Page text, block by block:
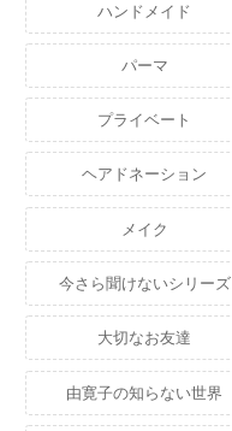
ハンドメイド
パーマ
プライベート
ヘアドネーション
メイク
今さら聞けないシリーズ
大切なお友達
由寛子の知らない世界